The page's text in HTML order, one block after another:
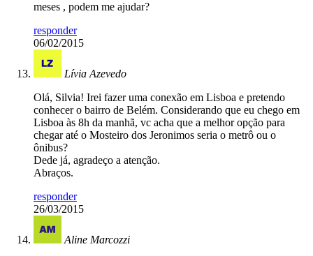
meses , podem me ajudar?
responder
06/02/2015
Lívia Azevedo
Olá, Silvia! Irei fazer uma conexão em Lisboa e pretendo
conhecer o bairro de Belém. Considerando que eu chego em
Lisboa às 8h da manhã, vc acha que a melhor opção para
chegar até o Mosteiro dos Jeronimos seria o metrô ou o
ônibus?
Dede já, agradeço a atenção.
Abraços.
responder
26/03/2015
Aline Marcozzi